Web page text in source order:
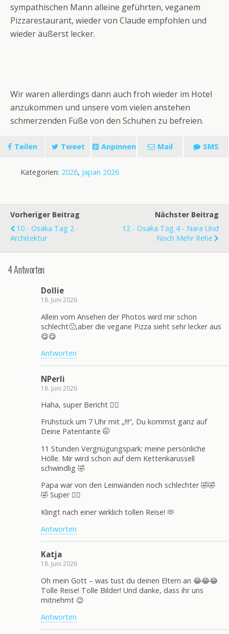
sympathischen Mann alleine geführten, veganem
Pizzarestaurant, wieder von Claude empfohlen und
wieder äußerst lecker.
Wir waren allerdings dann auch froh wieder im Hotel
anzukommen und unsere vom vielen anstehen
schmerzenden Füße von den Schuhen zu befreien.
Teilen Tweet Anpinnen Mail SMS
Kategorien: 2026, Japan 2026
Vorheriger Beitrag
10 - Osaka Tag 2 -
Architektur
Nächster Beitrag
12 - Osaka Tag 4 - Nara Und
Noch Mehr Rehe
4 Antworten
Dollie
18. Juni 2026
Allein vom Ansehen der Photos wird mir schon
schlecht🙁,aber die vegane Pizza sieht sehr lecker aus
😋😋
Antworten
NPerli
18. Juni 2026
Haha, super Bericht 👍🏻
Frühstück um 7 Uhr mit „!!!“, Du kommst ganz auf
Deine Patentante 🤭
11 Stunden Vergnügungspark: meine persönliche
Hölle. Mir wird schon auf dem Kettenkarussell
schwindlig 🤣
Papa war von den Leinwänden noch schlechter 🤣🤣
🤣 Super 👍🏻
Klingt nach einer wirklich tollen Reise! 🫶
Antworten
Katja
18. Juni 2026
Oh mein Gott – was tust du deinen Eltern an 😂😂😂
Tolle Reise! Tolle Bilder! Und danke, dass ihr uns
mitnehmt 😉
Antworten